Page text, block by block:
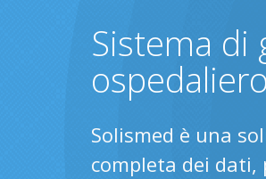
Sistema di
Solismed è una
completa dei dati,